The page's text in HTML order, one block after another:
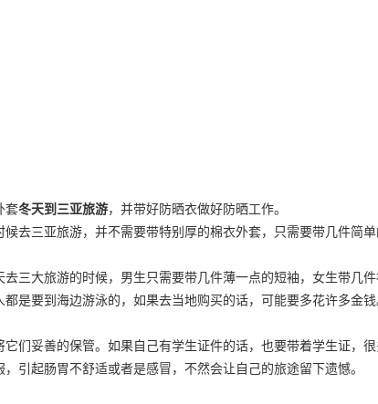
套冬天到三亚旅游，并带好防晒衣做好防晒工作。
去三亚旅游，并不需要带特别厚的棉衣外套，只需要带几件简
三大旅游的时候，男生只需要带几件薄一点的短袖，女生带几
是要到海边游泳的，如果去当地购买的话，可能要多花许多金钱
们妥善的保管。如果自己有学生证件的话，也要带着学生证，
引起肠胃不舒适或者是感冒，不然会让自己的旅途留下遗憾。